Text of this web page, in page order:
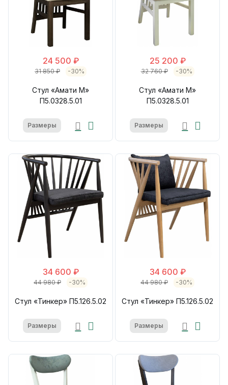
24 500 ₽
31 850 ₽ -30%
Стул «Амати М»
П5.0328.5.01
Размеры
25 200 ₽
32 760 ₽ -30%
Стул «Амати М»
П5.0328.5.01
Размеры
34 600 ₽
44 980 ₽ -30%
Стул «Тинкер» П5.126.5.02
Размеры
34 600 ₽
44 980 ₽ -30%
Стул «Тинкер» П5.126.5.02
Размеры